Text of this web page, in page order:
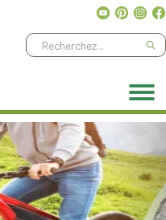
vous à notre newsletter !